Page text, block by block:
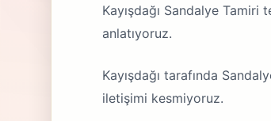
Kayışdağı Sandalye
anlatıyoruz.
Kayışdağı tarafında
iletişimi kesmiyoruz.